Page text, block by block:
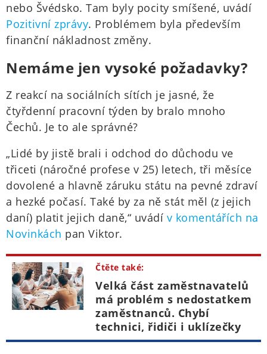
nebo Švédsko. Tam byly pocity smíšené, uvádí
Pozitivní zprávy. Problémem byla především
finanční nákladnost změny.
Nemáme jen vysoké požadavky?
Z reakcí na sociálních sítích je jasné, že
čtyřdenní pracovní týden by bralo mnoho
Čechů. Je to ale správné?
„Lidé by jistě brali i odchod do důchodu ve
třiceti (náročné profese v 25) letech, tři měsíce
dovolené a hlavně záruku státu na pevné zdraví
a hezké počasí. Také by za ně stát měl (z jejich
daní) platit jejich daně,“ uvádí v komentářích na
Novinkách pan Viktor.
Čtěte také:
Velká část zaměstnavatelů
má problém s nedostatkem
zaměstnanců. Chybí
technici, řidiči i uklízečky